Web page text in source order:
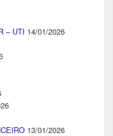
– UTI 14/01/2026
13/01/2026